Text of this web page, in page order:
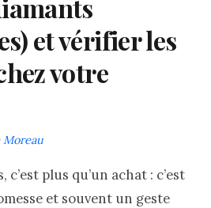
et vérifier les
votre
Moreau
plus qu’un achat : c’est
et souvent un geste